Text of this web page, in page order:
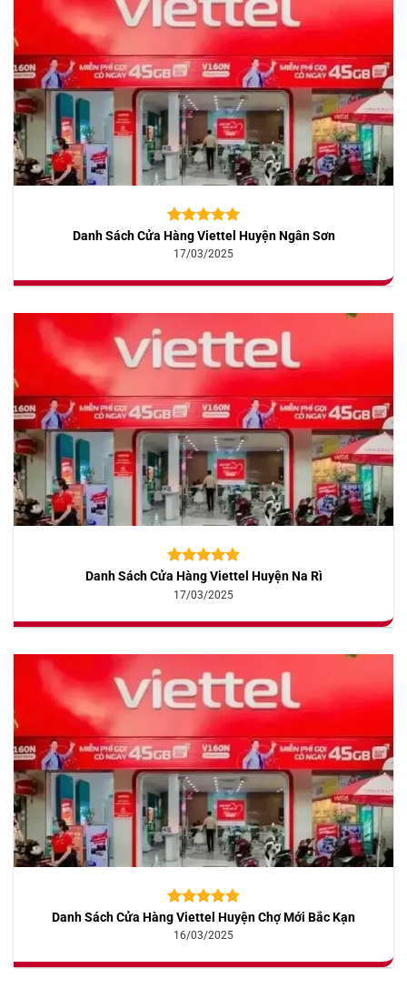
5.00trên 5
dựa trên
10
Danh Sách Cửa Hàng Viettel Huyện Ngân Sơn
17/03/2025
5.00trên 5
dựa trên
10
Danh Sách Cửa Hàng Viettel Huyện Na Rì
17/03/2025
5.00trên 5
dựa trên
10
Danh Sách Cửa Hàng Viettel Huyện Chợ Mới Bắc Kạn
16/03/2025